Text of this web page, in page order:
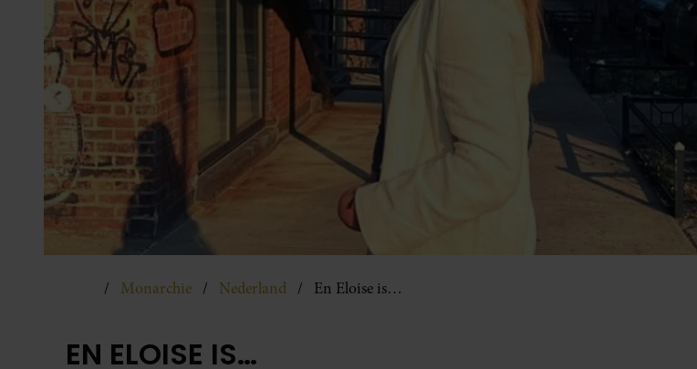
Monarchie Nederland En Eloise is…
EN ELOISE IS…